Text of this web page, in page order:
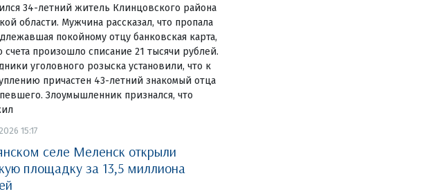
34-летний житель Клинцовского района
области. Мужчина рассказал, что пропала
покойному отцу банковская карта,
счета произошло списание 21 тысячи рублей.
уголовного розыска установили, что к
причастен 43-летний знакомый отца
Злоумышленник признался, что
15:17
селе Меленск открыли
площадку за 13,5 миллиона